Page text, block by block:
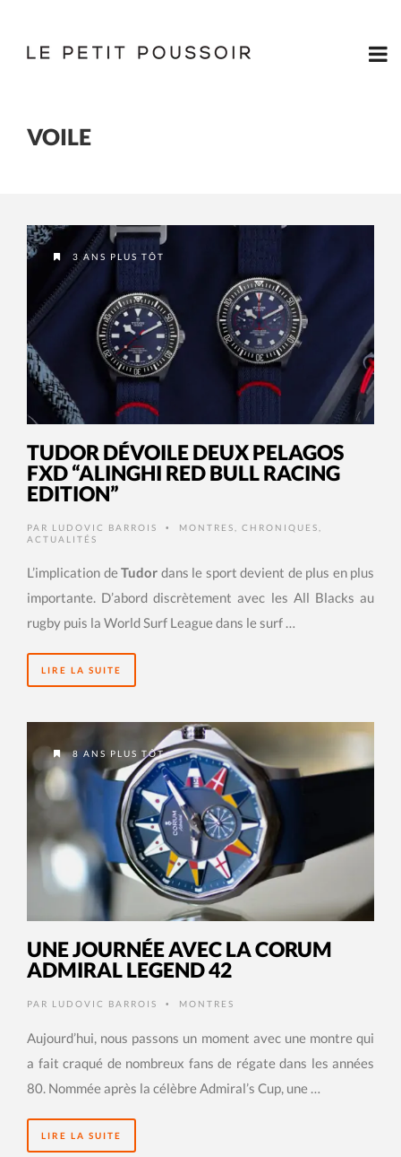
VOILE
3 ANS PLUS TÔT
TUDOR DÉVOILE DEUX PELAGOS
FXD “ALINGHI RED BULL RACING
EDITION”
PAR LUDOVIC BARROIS • MONTRES CHRONIQUES
ACTUALITÉS
L’implication deTudor dans le sport devient de plus en plus
importante. D’abord discrètement avec les All Blacks au
rugby puis la World Surf League dans le surf …
LIRE LA SUITE
8 ANS PLUS TÔT
UNE JOURNÉE AVEC LA CORUM
ADMIRAL LEGEND 42
PAR LUDOVIC BARROIS • MONTRES
Aujourd’hui, nous passons un moment avec une montre qui
a fait craqué de nombreux fans de régate dans les années
80. Nommée après la célèbre Admiral’s Cup, une …
LIRE LA SUITE